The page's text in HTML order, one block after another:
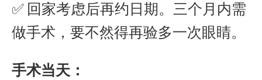
✅ 回家考虑后再约日期。三个月内需
做手术，要不然得再验多一次眼睛。
手术当天：